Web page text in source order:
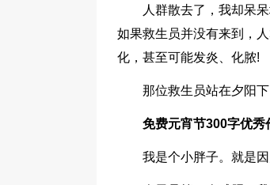
人群散去了，我却呆
如果救生员并没有来到，
化，甚至可能发炎、化脓!
那位救生员站在夕阳
免费元宵节300字优秀
我是个小胖子。就是